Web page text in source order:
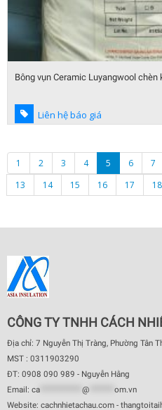
Bông vụn Ceramic Luyangwool chèn
Liên hệ báo giá
1 2 3 4 5 6 7
13
14 15 16 17 18
CÔNG TY TNHH CÁCH
Địa chỉ: 7 Nguyễn Thị Tràng, Phường Tân
MST : 0311903290
ĐT: 0908 090 989 - Nguyễn Hằng
Email: ca @
om.vn
Website: cachnhietachau.com -